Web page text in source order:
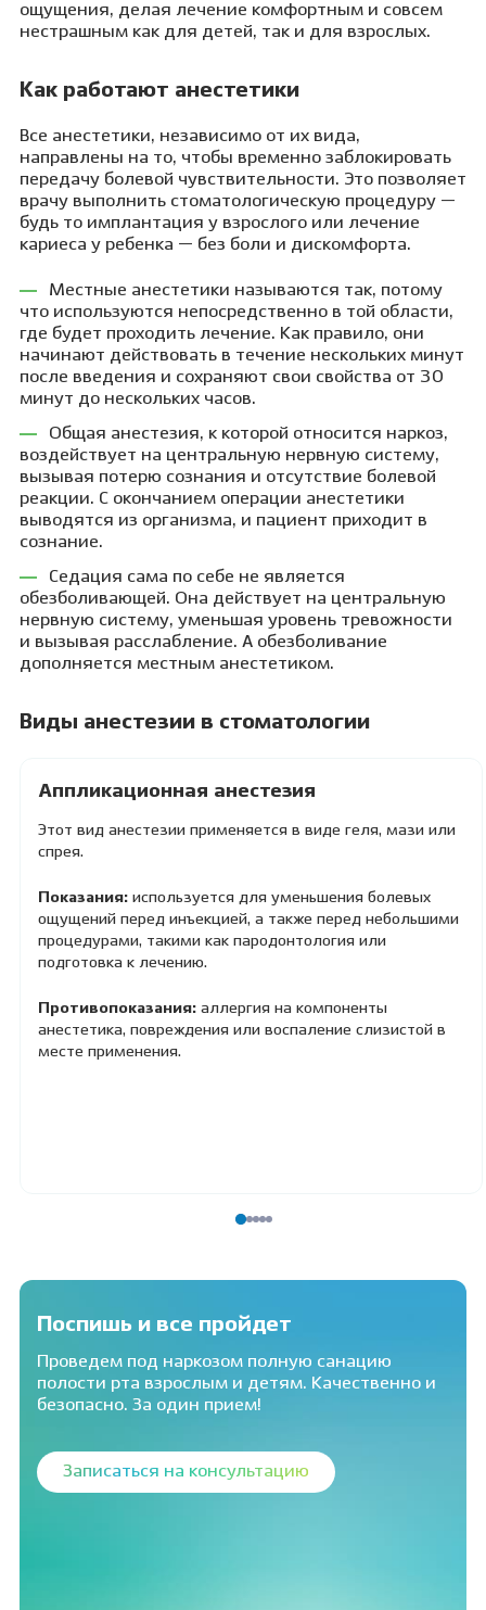
ощущения, делая лечение комфортным и совсем
нестрашным как для детей, так и для взрослых.
Как работают анестетики
Все анестетики, независимо от их вида,
направлены на то, чтобы временно заблокировать
передачу болевой чувствительности. Это позволяет
врачу выполнить стоматологическую процедуру —
будь то имплантация у взрослого или лечение
кариеса у ребенка — без боли и дискомфорта.
Местные анестетики называются так, потому
что используются непосредственно в той области,
где будет проходить лечение. Как правило, они
начинают действовать в течение нескольких минут
после введения и сохраняют свои свойства от 30
минут до нескольких часов.
Общая анестезия, к которой относится наркоз,
воздействует на центральную нервную систему,
вызывая потерю сознания и отсутствие болевой
реакции. С окончанием операции анестетики
выводятся из организма, и пациент приходит в
сознание.
Седация сама по себе не является
обезболивающей. Она действует на центральную
нервную систему, уменьшая уровень тревожности
и вызывая расслабление. А обезболивание
дополняется местным анестетиком.
Виды анестезии в стоматологии
Аппликационная анестезия
Этот вид анестезии применяется в виде геля, мази или
спрея.
Показания: используется для уменьшения болевых
ощущений перед инъекцией, а также перед небольшими
процедурами, такими как пародонтология или
подготовка к лечению.
Противопоказания: аллергия на компоненты
анестетика, повреждения или воспаление слизистой в
месте применения.
Поспишь и все пройдет
Проведем под наркозом полную санацию
полости рта взрослым и детям. Качественно и
безопасно. За один прием!
Записаться на консультацию